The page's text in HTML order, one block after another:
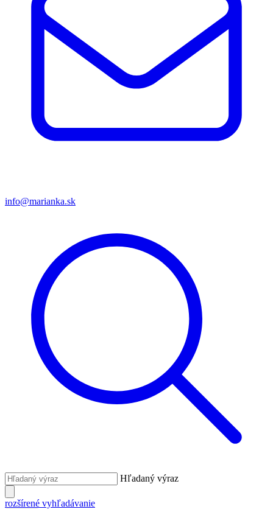
info@marianka.sk
Hľadaný výraz
rozšírené vyhľadávanie